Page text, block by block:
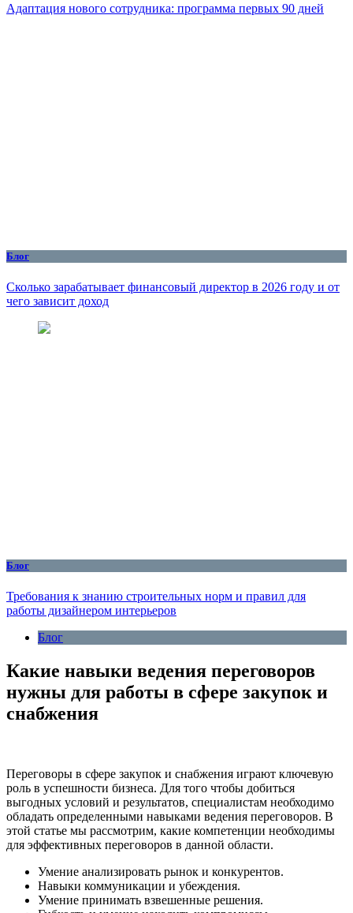
Адаптация нового сотрудника: программа первых 90 дней
Блог
Сколько зарабатывает финансовый директор в 2026 году и от
чего зависит доход
Блог
Требования к знанию строительных норм и правил для
работы дизайнером интерьеров
Блог
Какие навыки ведения переговоров
нужны для работы в сфере закупок и
снабжения
Переговоры в сфере закупок и снабжения играют ключевую
роль в успешности бизнеса. Для того чтобы добиться
выгодных условий и результатов, специалистам необходимо
обладать определенными навыками ведения переговоров. В
этой статье мы рассмотрим, какие компетенции необходимы
для эффективных переговоров в данной области.
Умение анализировать рынок и конкурентов.
Навыки коммуникации и убеждения.
Умение принимать взвешенные решения.